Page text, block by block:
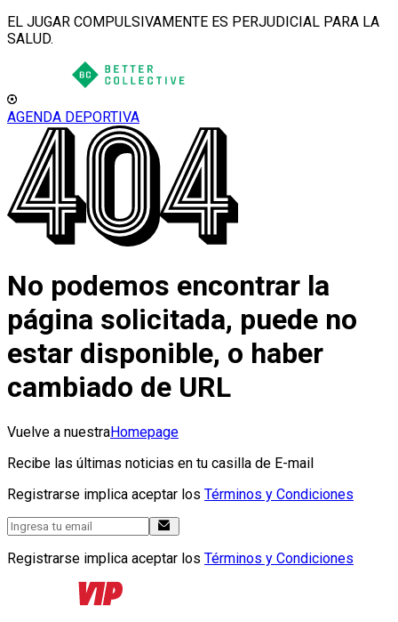
EL JUGAR COMPULSIVAMENTE ES PERJUDICIAL PARA LA
SALUD.
AGENDA DEPORTIVA
No podemos encontrar la
página solicitada, puede no
estar disponible, o haber
cambiado de URL
Vuelve a nuestraHomepage
Recibe las últimas noticias en tu casilla de E-mail
Registrarse implica aceptar los Términos y Condiciones
Registrarse implica aceptar los Términos y Condiciones